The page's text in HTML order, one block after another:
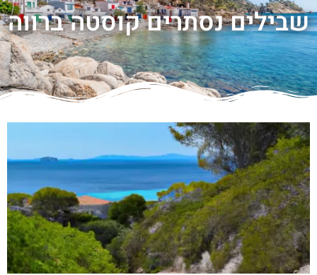
שבילים נסתרים קוסטה ברווה